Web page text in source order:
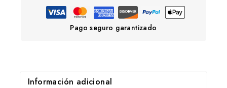
Pago seguro garantizado
Información adicional